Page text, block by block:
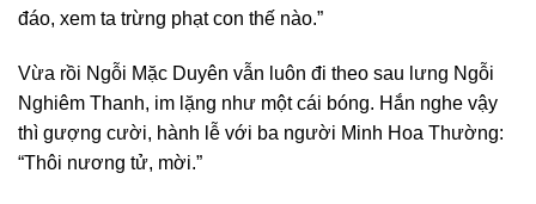
đáo, xem ta trừng phạt con thế nào.”
Vừa rồi Ngỗi Mặc Duyên vẫn luôn đi theo sau lưng Ngỗi
Nghiêm Thanh, im lặng như một cái bóng. Hắn nghe vậy
thì gượng cười, hành lễ với ba người Minh Hoa Thường:
“Thôi nương tử, mời.”